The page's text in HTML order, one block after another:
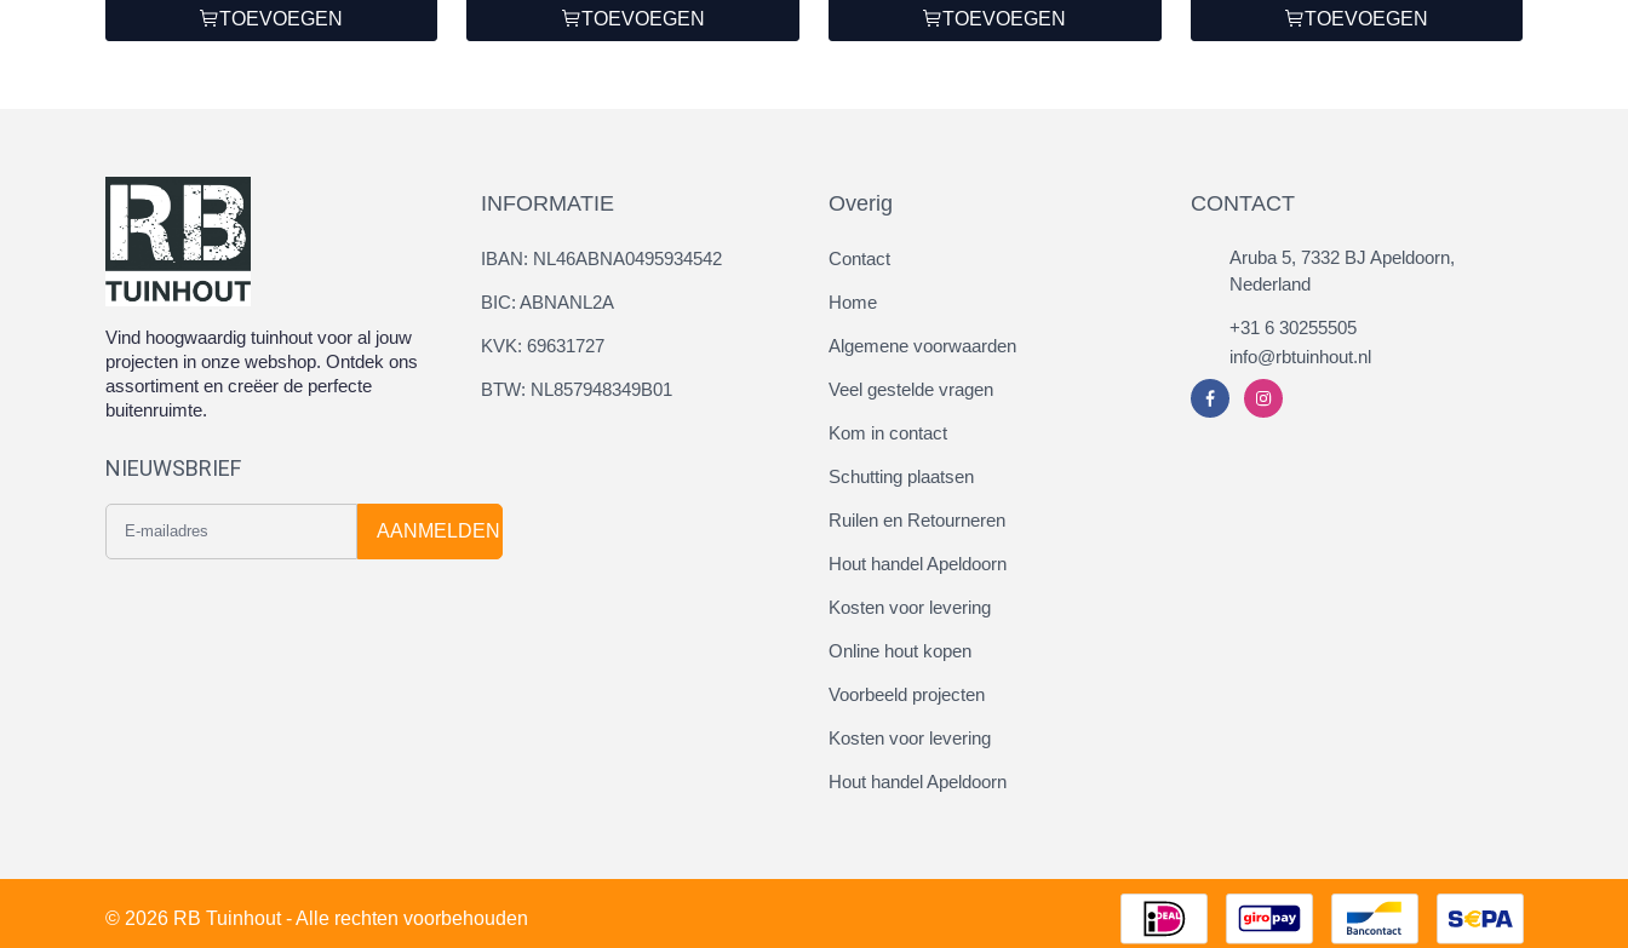
TOEVOEGEN TOEVOEGEN TOEVOEGEN TOEVOEGEN
Vind hoogwaardig tuinhout voor al jouw
projecten in onze webshop. Ontdek ons
assortiment en creëer de perfecte
buitenruimte.
NIEUWSBRIEF
AANMELDEN
INFORMATIE
IBAN: NL46ABNA0495934542
BIC: ABNANL2A
KVK: 69631727
BTW: NL857948349B01
Overig
Contact
Home
Algemene voorwaarden
Veel gestelde vragen
Kom in contact
Schutting plaatsen
Ruilen en Retourneren
Hout handel Apeldoorn
Kosten voor levering
Online hout kopen
Voorbeeld projecten
Kosten voor levering
Hout handel Apeldoorn
CONTACT
Aruba 5, 7332 BJ Apeldoorn,
Nederland
+31 6 30255505
info@rbtuinhout.nl
© 2026 RB Tuinhout - Alle rechten voorbehouden